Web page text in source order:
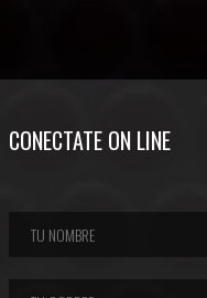
CONECTATE ON LINE